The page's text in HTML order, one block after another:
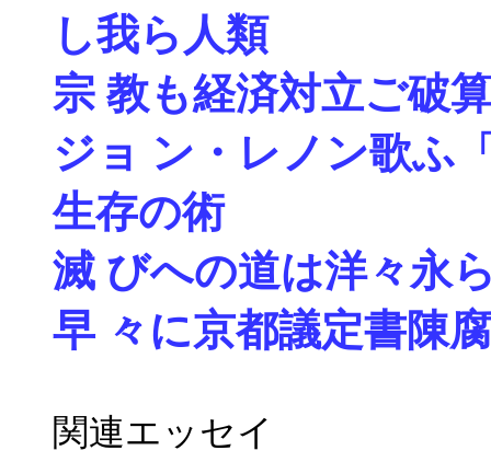
し我ら人類
宗 教も経済対立ご破
ジョ ン・レノン歌ふ
生存の術
滅 びへの道は洋々永
早 々に京都議定書陳
関連エッセイ